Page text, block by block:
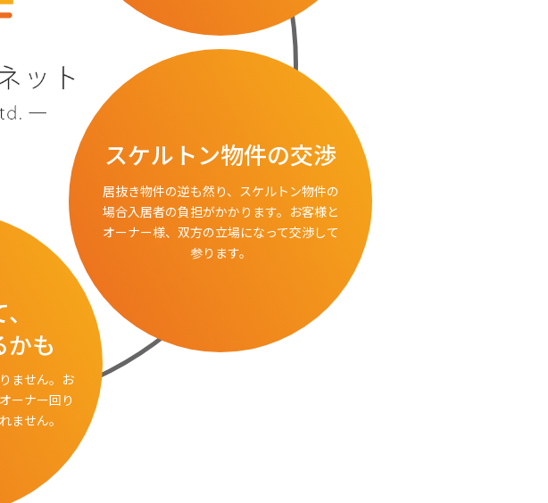
スケルトン物件の交渉
居抜き物件の逆も然り、スケルトン物件の
場合入居者の負担がかかります。お客様と
オーナー様、双方の立場になって交渉して
参ります。
かも
ません。お
ーナー回り
ません。